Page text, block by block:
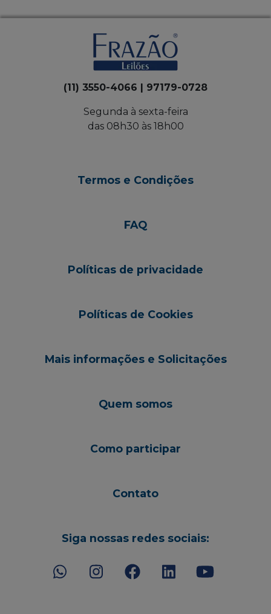
(11) 3550-4066 | 97179-0728
Segunda à sexta-feira
das 08h30 às 18h00
Termos e Condições
FAQ
Políticas de privacidade
Políticas de Cookies
Mais informações e Solicitações
Quem somos
Como participar
Contato
Siga nossas redes sociais: